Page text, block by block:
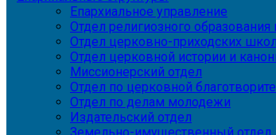
Епархиальное управление
Отдел религиозного образования
Отдел церковно-приходских школ
Отдел церковной истории и
Миссионерский отдел
Отдел по церковной
Отдел по делам молодежи
Издательский отдел